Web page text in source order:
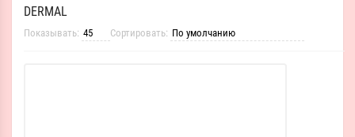
DERMAL
Показывать: Сортировать: